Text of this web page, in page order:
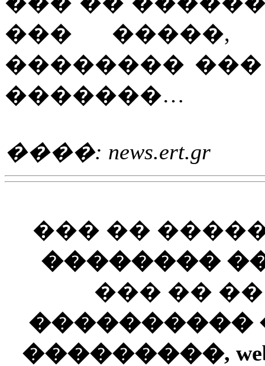
��� �����,
��������
�������…
����: news.ert.gr
��� ��
��������
��� ��
����������
���������,